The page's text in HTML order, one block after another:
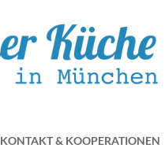
KONTAKT & KOOPERATIONEN